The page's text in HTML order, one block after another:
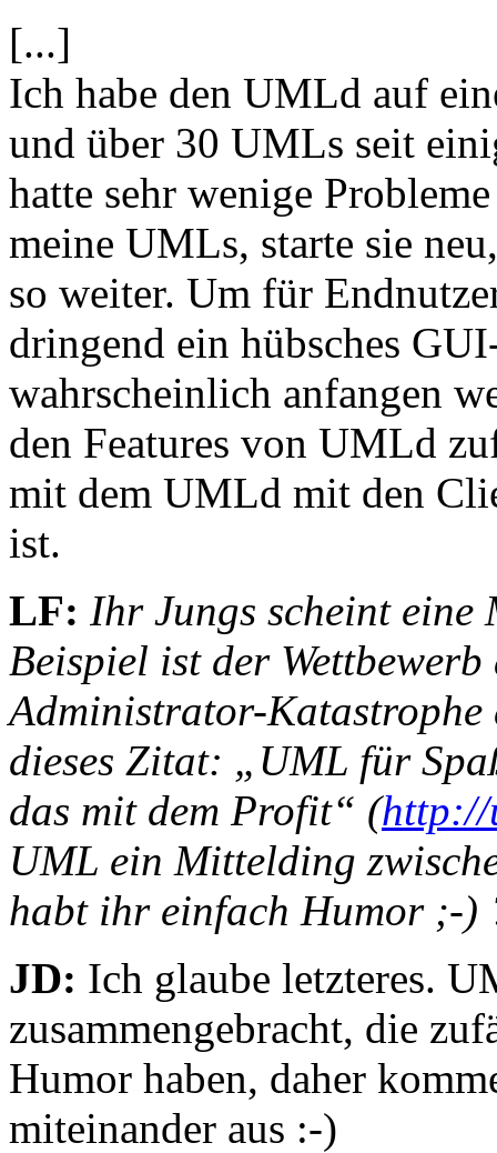
[...]
Ich habe den UMLd auf
und über 30 UMLs seit
hatte sehr wenige
meine UMLs, starte sie
so weiter. Um für
dringend ein hübsches
wahrscheinlich anfangen
den Features von UMLd
mit dem UMLd mit den
ist.
LF: Ihr Jungs scheint eine
Beispiel ist der
Administrator-Katastrophe
dieses Zitat: „UML für
das mit dem Profit“ (http://
UML ein Mittelding
habt ihr einfach Humor ;-)
JD: Ich glaube letzteres.
zusammengebracht, die
Humor haben, daher
miteinander aus :-)